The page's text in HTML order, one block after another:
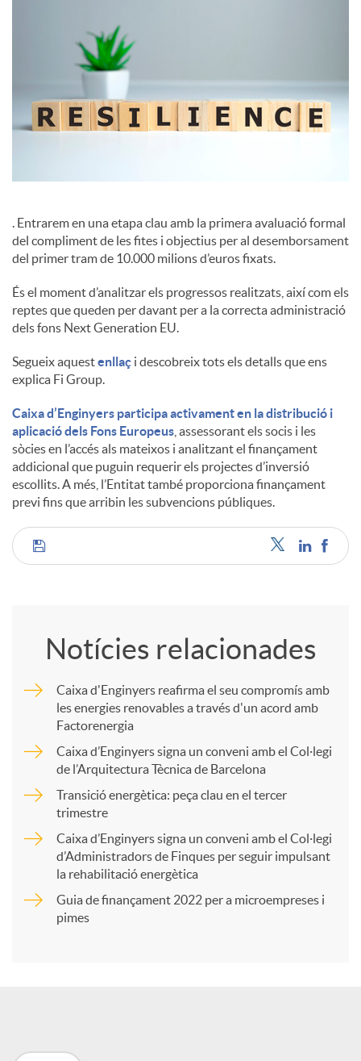
a
. Entrarem en una etapa clau amb la primera avaluació formal
del compliment de les fites i objectius per al desemborsament
del primer tram de 10.000 milions d’euros fixats.
És el moment d’analitzar els progressos realitzats, així com els
reptes que queden per davant per a la correcta administració
dels fons Next Generation EU.
Segueix aquestenllaç i descobreix tots els detalls que ens
explica Fi Group.
Caixa d’Enginyers participa activament en la distribució i
aplicació dels Fons Europeus , assessorant els socis i les
sòcies en l’accés als mateixos i analitzant el finançament
addicional que puguin requerir els projectes d’inversió
escollits. A més, l’Entitat també proporciona finançament
previ fins que arribin les subvencions públiques.
C
r
Notícies relacionades
Caixa d'Enginyers reafirma el seu compromís amb
les energies renovables a través d'un acord amb
Factorenergia
Caixa d’Enginyers signa un conveni amb el Col·legi
de l’Arquitectura Tècnica de Barcelona
Transició energètica: peça clau en el tercer
trimestre
Caixa d’Enginyers signa un conveni amb el Col·legi
d’Administradors de Finques per seguir impulsant
la rehabilitació energètica
Guia de finançament 2022 per a microempreses i
pimes